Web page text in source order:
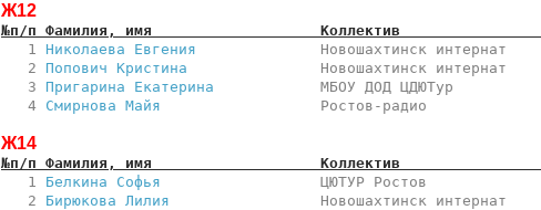
Ж12
№п/п Фамилия, имя                   Коллектив
   1
Николаева Евгения Новошахтинск
   2
Попович Кристина Новошахтинск
   3
Пригарина Екатерина МБОУ ДОД ЦДЮТур
   4
Смирнова Майя Ростов-радио
Ж14
№п/п Фамилия, имя                   Коллектив
   1
Белкина Софья ЦЮТУР Ростов
   2
Бирюкова Лилия Новошахтинск